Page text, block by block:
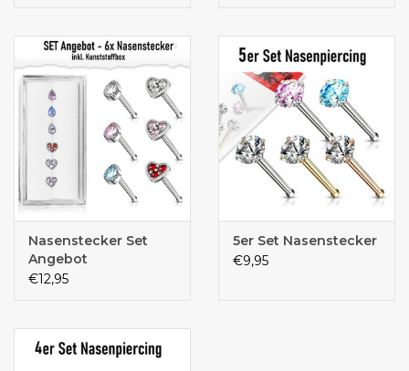
Nasenstecker Set
Angebot
€12,95
5er Set Nasenstecker
€9,95